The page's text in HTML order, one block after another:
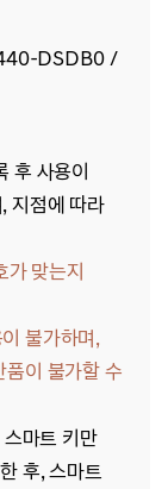
DSDB0 /
후 사용이
지점에 따라
맞는지
불가하며,
품이 불가할 수
마트 키만
후, 스마트